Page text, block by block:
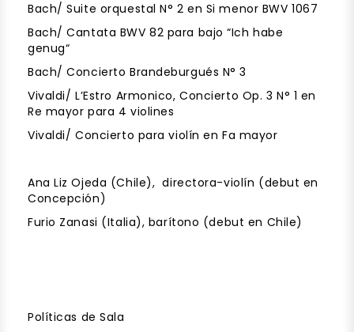
Bach/ Suite orquestal N° 2 en Si menor BWV 1067
Bach/ Cantata BWV 82 para bajo “Ich habe
genug“
Bach/ Concierto Brandeburgués N° 3
Vivaldi/ L’Estro Armonico, Concierto Op. 3 N° 1 en
Re mayor para 4 violines
Vivaldi/ Concierto para violín en Fa mayor
Ana Liz Ojeda (Chile), directora-violín (debut en
Concepción)
Furio Zanasi (Italia), barítono (debut en Chile)
Políticas de Sala